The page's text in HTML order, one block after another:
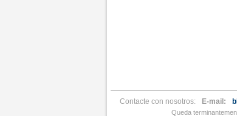
Contacte con nosotros: E-mail:
Queda